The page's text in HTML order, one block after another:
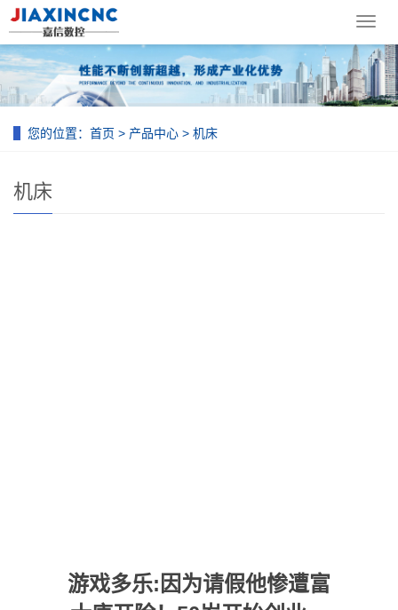
导
菜
单
您的位置： 首页 > 产品中心 > 机床
机床
游戏多乐:因为请假他惨遭富